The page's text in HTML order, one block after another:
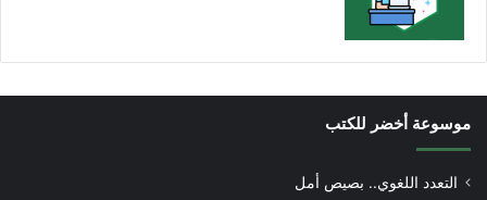
موسوعة أخضر للكتب
التعدد اللغوي.. بصيص أمل